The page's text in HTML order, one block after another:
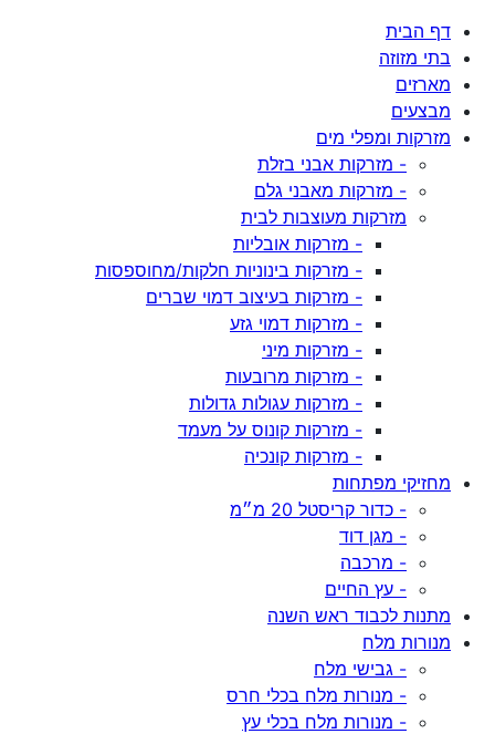
דף הבית
בתי מזוזה
מארזים
מבצעים
מזרקות ומפלי מים
- מזרקות אבני בזלת
- מזרקות מאבני גלם
מזרקות מעוצבות לבית
- מזרקות אובליות
- מזרקות בינוניות חלקות/מחוספסות
- מזרקות בעיצוב דמוי שברים
- מזרקות דמוי גזע
- מזרקות מיני
- מזרקות מרובעות
- מזרקות עגולות גדולות
- מזרקות קונוס על מעמד
- מזרקות קונכיה
מחזיקי מפתחות
- כדור קריסטל 20 מ״מ
- מגן דוד
- מרכבה
- עץ החיים
מתנות לכבוד ראש השנה
מנורות מלח
- גבישי מלח
- מנורות מלח בכלי חרס
- מנורות מלח בכלי עץ